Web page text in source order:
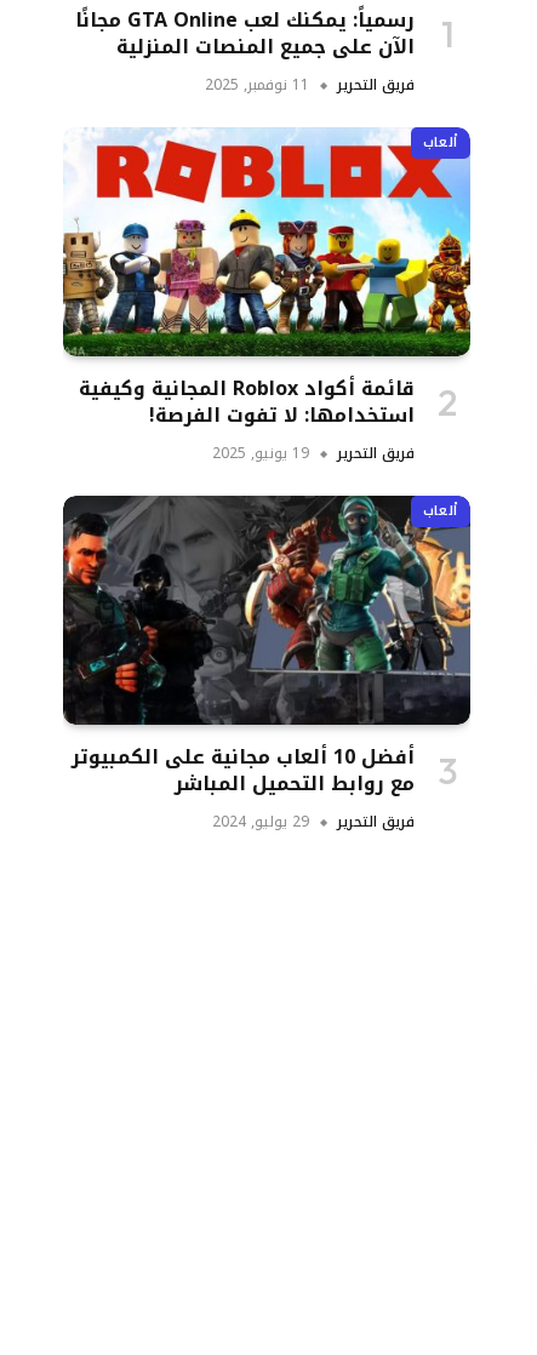
رسمياً: يمكنك لعب GTA Online مجانًا
الآن على جميع المنصات المنزلية
فريق التحرير 11 نوفمبر, 2025
ألعاب
قائمة أكواد Roblox المجانية وكيفية
استخدامها: لا تفوت الفرصة!
فريق التحرير 19 يونيو, 2025
ألعاب
أفضل 10 ألعاب مجانية على الكمبيوتر
مع روابط التحميل المباشر
فريق التحرير 29 يوليو, 2024